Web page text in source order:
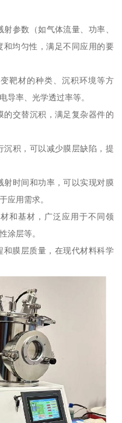
参数（如气体流量、功率、
均匀性，满足不同应用的要
靶材的种类、沉积环境等方
导率、光学透过率等。
交替沉积，满足复杂器件的
积，可以减少膜层缺陷，提
时间和功率，可以实现对膜
应用需求。
和基材，广泛应用于不同领
涂层等。
膜层质量，在现代材料科学